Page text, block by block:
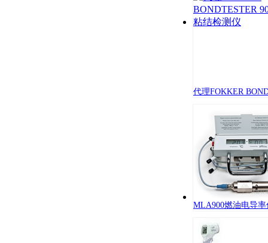
代理FOKKER
MLA900燃油电导率